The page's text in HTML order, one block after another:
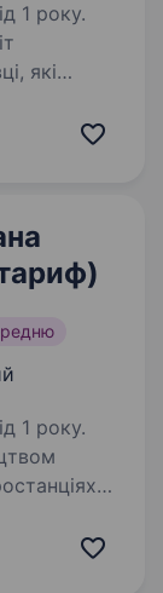
1 року.
які
зробити
1 року.